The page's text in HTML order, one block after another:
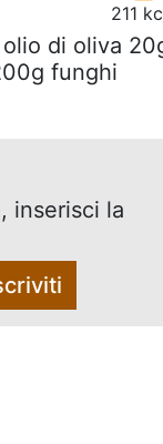
211
di oliva
funghi
inserisci la